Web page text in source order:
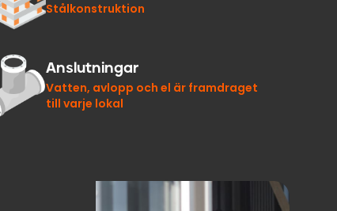
Stålkonstruktion
Anslutningar
Vatten, avlopp och el är framdraget
till varje lokal